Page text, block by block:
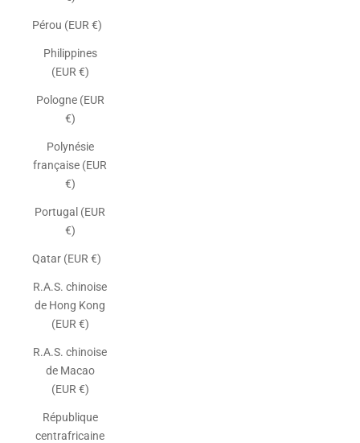
Pérou (EUR €)
Philippines
(EUR €)
Pologne (EUR
€)
Polynésie
française (EUR
€)
Portugal (EUR
€)
Qatar (EUR €)
R.A.S. chinoise
de Hong Kong
(EUR €)
R.A.S. chinoise
de Macao
(EUR €)
République
centrafricaine